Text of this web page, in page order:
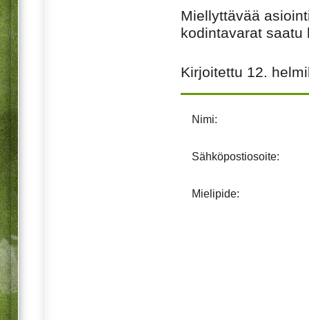
Miellyttävää
kodintavarat saatu
Kirjoitettu 12.
Nimi:
Sähköpostiosoite:
Mielipide: